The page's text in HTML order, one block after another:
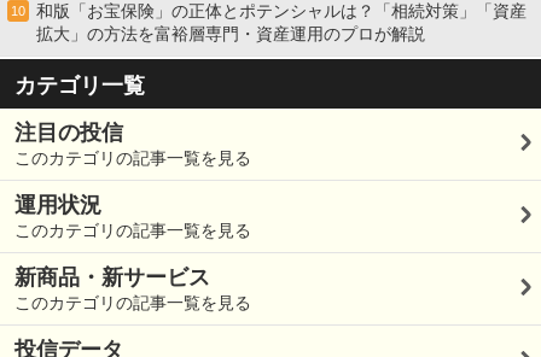
10
和版「お宝保険」の正体とポテンシャルは？「相続対策」「資産
拡大」の方法を富裕層専門・資産運用のプロが解説
カテゴリ一覧
注目の投信
このカテゴリの記事一覧を見る
運用状況
このカテゴリの記事一覧を見る
新商品・新サービス
このカテゴリの記事一覧を見る
投信データ